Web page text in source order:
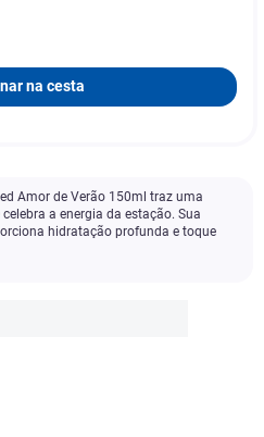
na cesta
Amor de Verão 150ml traz uma
a energia da estação. Sua
hidratação profunda e toque